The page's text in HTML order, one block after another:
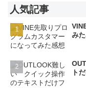
人気記事
み
ト